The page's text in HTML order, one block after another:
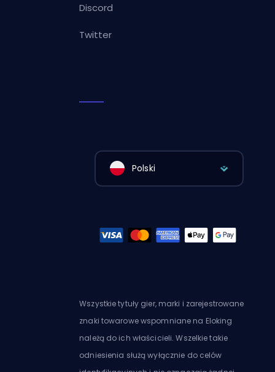
Discord
Twitter
Polski
Wszystkie tytuły gier, marki i zarejestrowane
znaki towarowe wspomniane na Eloking
należą do ich właścicieli. Wszelkie takie
odniesienia służą wyłącznie do celów